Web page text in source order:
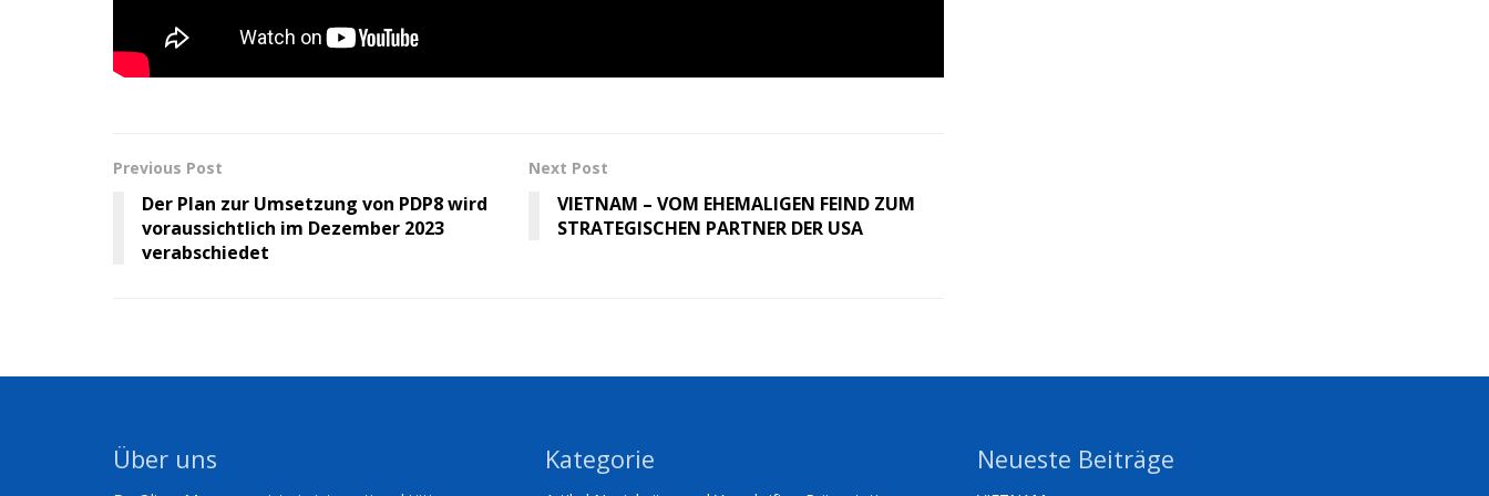
Previous Post
Der Plan zur Umsetzung von PDP8 wird
voraussichtlich im Dezember 2023
verabschiedet
Next Post
VIETNAM – VOM EHEMALIGEN FEIND ZUM
STRATEGISCHEN PARTNER DER USA
Über uns Kategorie Neueste Beiträge